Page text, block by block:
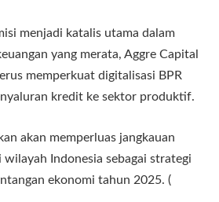
menjadi katalis utama dalam
yang merata, Aggre Capital
memperkuat digitalisasi BPR
kredit ke sektor produktif.
akan memperluas jangkauan
wilayah Indonesia sebagai strategi
ekonomi tahun 2025. (